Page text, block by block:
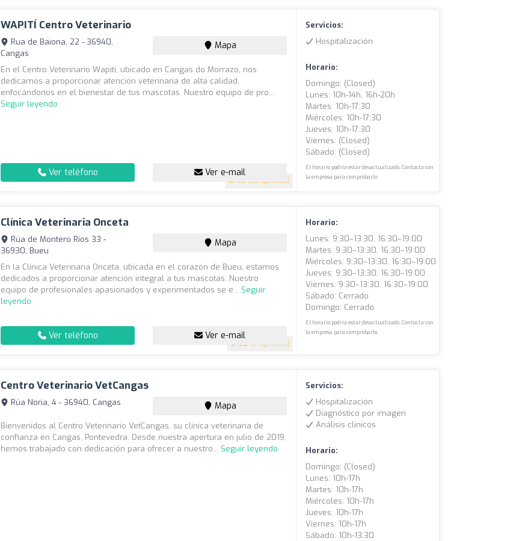
WAPITÍ Centro Veterinario
4.9 (66 opiniones)
Rua de Baiona, 22 - 36940,
Cangas
Mapa
En el Centro Veterinario Wapití, ubicado en Cangas do Morrazo, nos
dedicamos a proporcionar atención veterinaria de alta calidad,
enfocándonos en el bienestar de tus mascotas. Nuestro equipo de pro...
Seguir leyendo
Ver teléfono Ver e-mail
Servicios:
Hospitalización
Horario:
Domingo: (closed)
Lunes: 10h-14h, 16h-20h
Martes: 10h-17:30
Miércoles: 10h-17:30
Jueves: 10h-17:30
Viernes: (closed)
Sábado: (closed)
El horario podría estar desactualizado. Contacta con
la empresa para comprobarlo.
Clínica Veterinaria Onceta
4.8 (61 opiniones)
Rúa de Montero Ríos 33 -
36930, Bueu
Mapa
En la Clínica Veterinaria Onceta, ubicada en el corazón de Bueu, estamos
dedicados a proporcionar atención integral a tus mascotas. Nuestro
equipo de profesionales apasionados y experimentados se e... Seguir
leyendo
Ver teléfono Ver e-mail
Horario:
Lunes: 9:30–13:30, 16:30–19:00
Martes: 9:30–13:30, 16:30–19:00
Miércoles: 9:30–13:30, 16:30–19:00
Jueves: 9:30–13:30, 16:30–19:00
Viernes: 9:30–13:30, 16:30–19:00
Sábado: Cerrado
Domingo: Cerrado
El horario podría estar desactualizado. Contacta con
la empresa para comprobarlo.
Centro Veterinario VetCangas
Rúa Noria, 4 - 36940, Cangas Mapa
Bienvenidos al Centro Veterinario VetCangas, su clínica veterinaria de
confianza en Cangas, Pontevedra. Desde nuestra apertura en julio de 2019,
hemos trabajado con dedicación para ofrecer a nuestro... Seguir leyendo
Servicios:
Hospitalización
Diagnóstico por imagen
Análisis clínicos
Horario:
Domingo: (closed)
Lunes: 10h-17h
Martes: 10h-17h
Miércoles: 10h-17h
Jueves: 10h-17h
Viernes: 10h-17h
Sábado: 10h-13:30